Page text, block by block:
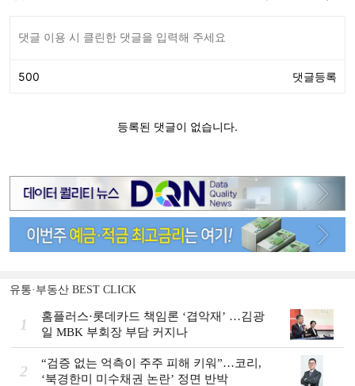
유통·부동산 BEST CLICK
1
홈플러스·롯데카드 책임론 ‘겹악재’ …김광
일 MBK 부회장 부담 커지나
2
“검증 없는 억측이 주주 피해 키워”…코리,
‘북경한미 미수채권 논란’ 정면 반박